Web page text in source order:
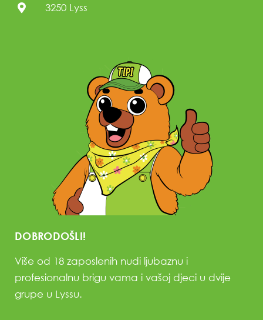
3250 Lyss
DOBRODOŠLI!
Više od 18 zaposlenih nudi ljubaznu i
profesionalnu brigu vama i vašoj djeci u dvije
grupe u Lyssu.